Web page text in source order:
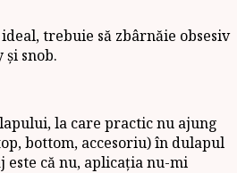
trebuie să zbârnăie obsesiv
snob.
la care practic nu ajung
bottom, accesoriu) în dulapul
că nu, aplicația nu-mi